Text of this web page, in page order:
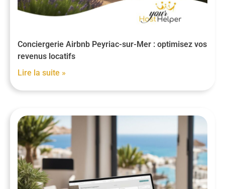
Conciergerie Airbnb Peyriac-sur-Mer : optimisez vos
revenus locatifs
Lire la suite »